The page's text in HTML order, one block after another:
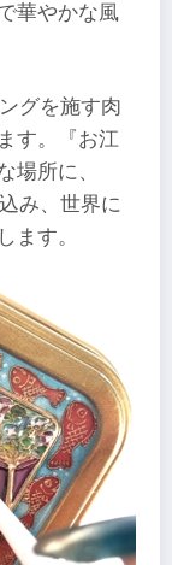
華やかな風
グを施す肉
す。『お江
場所に、
み、世界に
ます。